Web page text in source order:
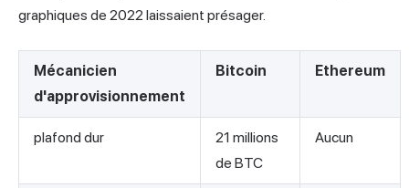
graphiques de 2022 laissaient présager.
Mécanicien
d'approvisionnement
Bitcoin Ethereum
plafond dur
21 millions
de BTC
Aucun